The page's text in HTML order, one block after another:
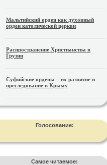
Мальтийский орден как духовный
орден католической церкви
Распространение Христианства в
Грузии
Суфийские ордены – их развитие и
преследование в Крыму
Голосование:
Самое читаемое: